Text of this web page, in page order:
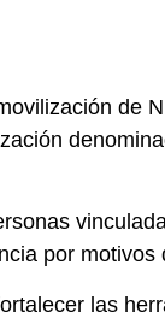
de
por motivos
las